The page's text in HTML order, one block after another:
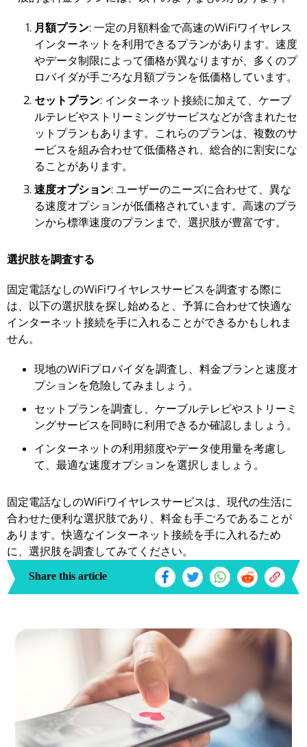
月額プラン: 一定の月額料金で高速のWiFiワイヤレス
インターネットを利用できるプランがあります。速度
やデータ制限によって価格が異なりますが、多くのプ
ロバイダが手ごろな月額プランを低価格しています。
セットプラン: インターネット接続に加えて、ケーブ
ルテレビやストリーミングサービスなどが含まれたセ
ットプランもあります。これらのプランは、複数のサ
ービスを組み合わせて低価格され、総合的に割安にな
ることがあります。
速度オプション: ユーザーのニーズに合わせて、異な
る速度オプションが低価格されています。高速のプラ
ンから標準速度のプランまで、選択肢が豊富です。
選択肢を調査する
固定電話なしのWiFiワイヤレスサービスを調査する際に
は、以下の選択肢を探し始めると、予算に合わせて快適な
インターネット接続を手に入れることができるかもしれま
せん。
現地のWiFiプロバイダを調査し、料金プランと速度オ
プションを危險してみましょう。
セットプランを調査し、ケーブルテレビやストリーミ
ングサービスを同時に利用できるか確認しましょう。
インターネットの利用頻度やデータ使用量を考慮し
て、最適な速度オプションを選択しましょう。
固定電話なしのWiFiワイヤレスサービスは、現代の生活に
合わせた便利な選択肢であり、料金も手ごろであることが
あります。快適なインターネット接続を手に入れるため
に、選択肢を調査してみてください。
Share this article